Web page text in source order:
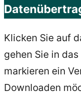
Klicken Sie auf
gehen Sie in
markieren ein
Downloaden